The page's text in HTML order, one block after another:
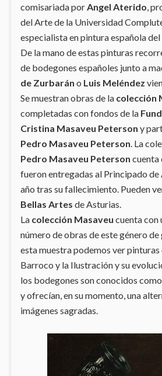
comisariada por Angel Aterido ,
del Arte de la Universidad
especialista en pintura española del
De la mano de estas pinturas
de bodegones españoles junto a
de Zurbarán o Luis Meléndez
Se muestran obras de la colección
completadas con fondos de la
Cristina Masaveu Peterson y
Pedro Masaveu Peterson . La
Pedro Masaveu Peterson cuenta
fueron entregadas al Principado de
año tras su fallecimiento. Pueden
Bellas Artes de Asturias.
La colección Masaveu cuenta con
número de obras de este género de
esta muestra podemos ver
Barroco y la Ilustración y su
los bodegones son conocidos
y ofrecían, en su momento, una
imágenes sagradas.